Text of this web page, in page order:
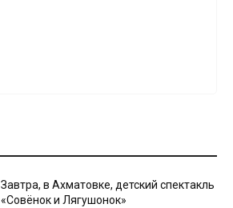
Завтра, в Ахматовке, детский спектакль
«Совёнок и Лягушонок»